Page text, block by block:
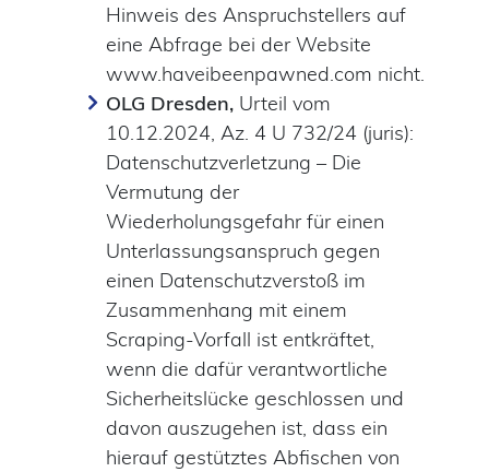
Hinweis des Anspruchstellers auf
eine Abfrage bei der Website
www.haveibeenpawned.com nicht.
OLG Dresden, Urteil vom
10.12.2024, Az. 4 U 732/24 (juris):
Datenschutzverletzung – Die
Vermutung der
Wiederholungsgefahr für einen
Unterlassungsanspruch gegen
einen Datenschutzverstoß im
Zusammenhang mit einem
Scraping-Vorfall ist entkräftet,
wenn die dafür verantwortliche
Sicherheitslücke geschlossen und
davon auszugehen ist, dass ein
hierauf gestütztes Abfischen von